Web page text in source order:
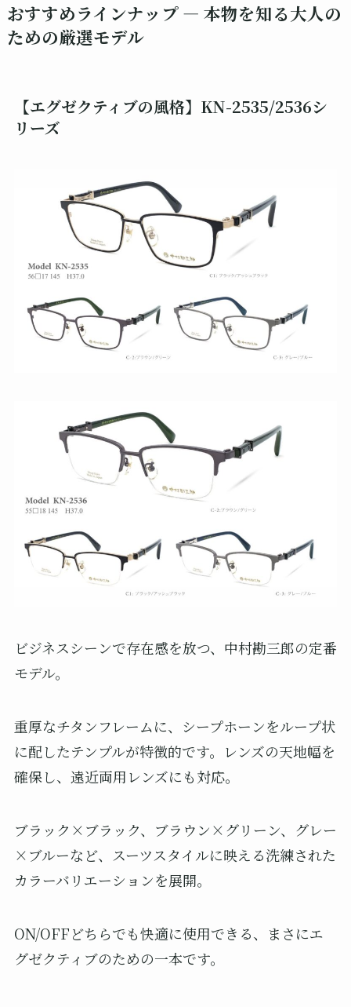
おすすめラインナップ ― 本物を知る大人の
ための厳選モデル
【エグゼクティブの風格】KN-2535/2536シ
リーズ
ビジネスシーンで存在感を放つ、中村勘三郎の定番
モデル。
重厚なチタンフレームに、シープホーンをループ状
に配したテンプルが特徴的です。レンズの天地幅を
確保し、遠近両用レンズにも対応。
ブラック×ブラック、ブラウン×グリーン、グレー
×ブルーなど、スーツスタイルに映える洗練された
カラーバリエーションを展開。
ON/OFFどちらでも快適に使用できる、まさにエ
グゼクティブのための一本です。